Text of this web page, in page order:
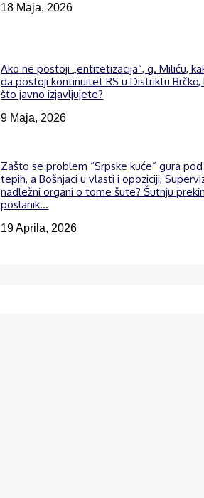
18 Maja, 2026
Ako ne postoji „entitetizacija“, g. Miliću,
da postoji kontinuitet RS u Distriktu Brčko,
što javno izjavljujete?
9 Maja, 2026
Zašto se problem “Srpske kuće” gura pod
tepih, a Bošnjaci u vlasti i opoziciji,
nadležni organi o tome šute? Šutnju
poslanik...
19 Aprila, 2026